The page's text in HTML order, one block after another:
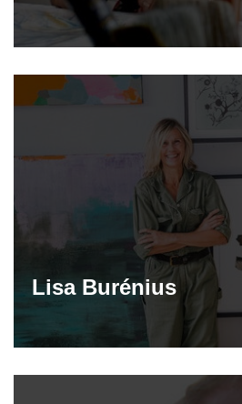
Lisa Burénius